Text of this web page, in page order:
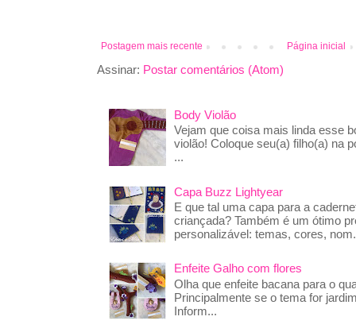
Postagem mais recente Página inicial
Assinar: Postar comentários (Atom)
Body Violão
Vejam que coisa mais linda esse
violão! Coloque seu(a) filho(a) na
...
Capa Buzz Lightyear
E que tal uma capa para a
criançada? Também é um ótimo
personalizável: temas, cores,
Enfeite Galho com flores
Olha que enfeite bacana para o
Principalmente se o tema for
Inform...